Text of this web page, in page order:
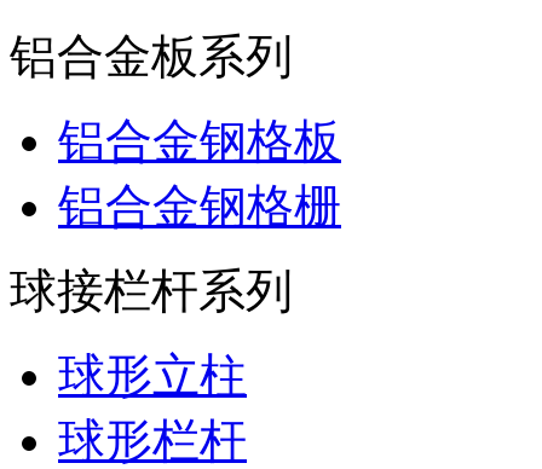
铝合金板系列
铝合金钢格板
铝合金钢格栅
球接栏杆系列
球形立柱
球形栏杆